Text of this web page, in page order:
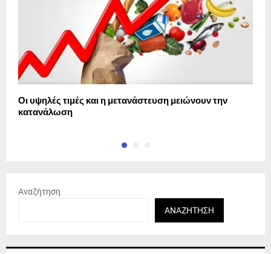
Οι υψηλές τιμές και η μετανάστευση μειώνουν την
κατανάλωση
Αναζήτηση
ΑΝΑΖΉΤΗΣΗ